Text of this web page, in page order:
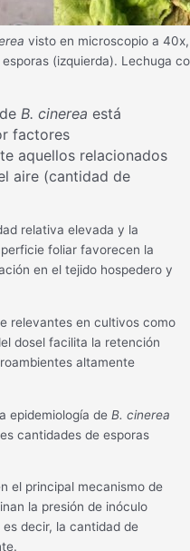
visto en microscopio a
(izquierda). Lechuga
B. cinerea está
factores
aquellos relacionados
aire (cantidad de
relativa elevada y la
foliar favorecen la
en el tejido hospedero y
relevantes en cultivos como
dosel facilita la retención
altamente
epidemiología deB. cinerea
cantidades de esporas
el principal mecanismo de
la presión de inóculo
decir, la cantidad de